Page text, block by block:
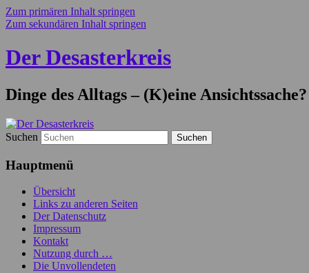
Zum primären Inhalt springen
Zum sekundären Inhalt springen
Der Desasterkreis
Dinge des Alltags – (K)eine Ansichtssache?
Suchen
Hauptmenü
Übersicht
Links zu anderen Seiten
Der Datenschutz
Impressum
Kontakt
Nutzung durch …
Die Unvollendeten